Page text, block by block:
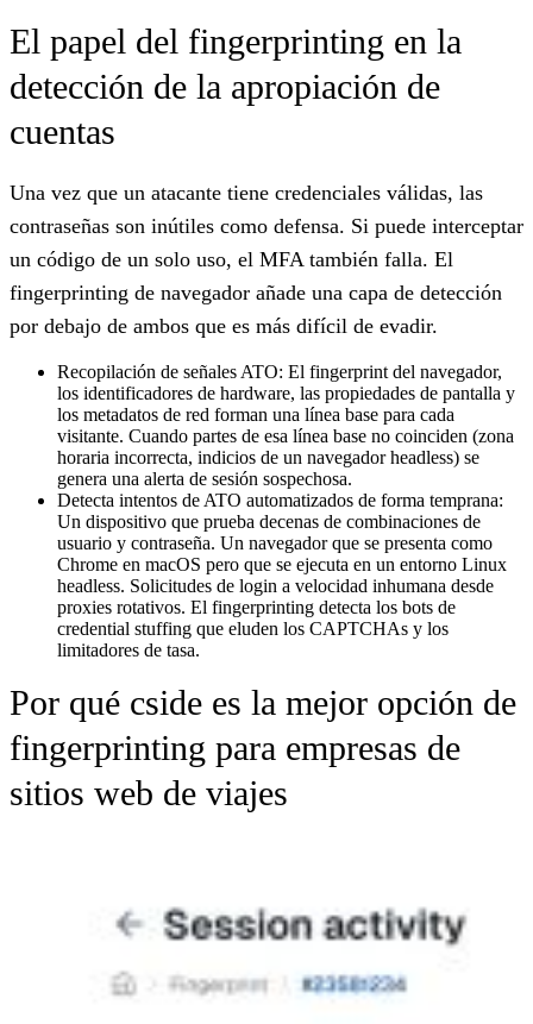
El papel del fingerprinting en la
detección de la apropiación de
cuentas
Una vez que un atacante tiene credenciales válidas, las
contraseñas son inútiles como defensa. Si puede interceptar
un código de un solo uso, el MFA también falla. El
fingerprinting de navegador añade una capa de detección
por debajo de ambos que es más difícil de evadir.
Recopilación de señales ATO: El fingerprint del navegador,
los identificadores de hardware, las propiedades de pantalla y
los metadatos de red forman una línea base para cada
visitante. Cuando partes de esa línea base no coinciden (zona
horaria incorrecta, indicios de un navegador headless) se
genera una alerta de sesión sospechosa.
Detecta intentos de ATO automatizados de forma temprana:
Un dispositivo que prueba decenas de combinaciones de
usuario y contraseña. Un navegador que se presenta como
Chrome en macOS pero que se ejecuta en un entorno Linux
headless. Solicitudes de login a velocidad inhumana desde
proxies rotativos. El fingerprinting detecta los bots de
credential stuffing que eluden los CAPTCHAs y los
limitadores de tasa.
Por qué cside es la mejor opción de
fingerprinting para empresas de
sitios web de viajes